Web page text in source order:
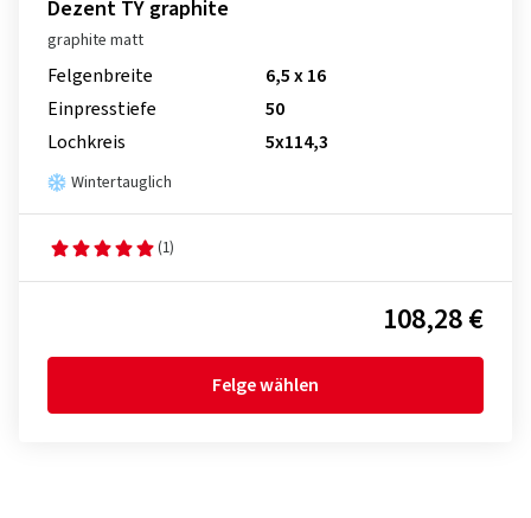
Dezent TY graphite
graphite matt
Felgenbreite
6,5 x 16
Einpresstiefe
50
Lochkreis
5x114,3
Wintertauglich
(1)
108,28 €
Felge wählen